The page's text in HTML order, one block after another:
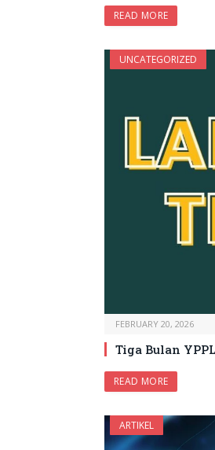
READ MORE
UNCATEGORIZED
FEBRUARY 20, 2026
Tiga Bulan
READ MORE
ARTIKEL